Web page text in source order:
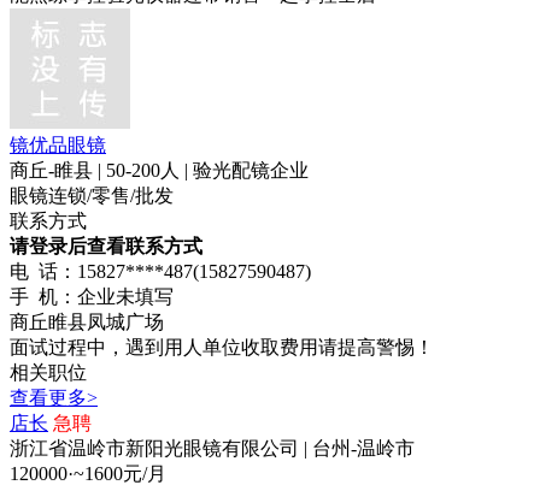
镜优品眼镜
商丘-睢县 | 50-200人 | 验光配镜企业
眼镜连锁/零售/批发
联系方式
请登录后查看联系方式
电 话：15827****487(15827590487)
手 机：企业未填写
商丘睢县凤城广场
面试过程中，遇到用人单位收取费用请提高警惕！
相关职位
查看更多>
店长 急聘
浙江省温岭市新阳光眼镜有限公司 | 台州-温岭市
120000·~1600元/月